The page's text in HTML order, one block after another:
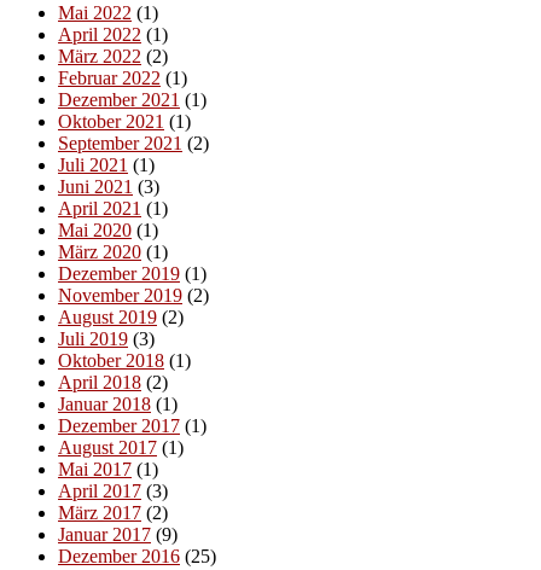
Mai 2022 (1)
April 2022 (1)
März 2022 (2)
Februar 2022 (1)
Dezember 2021 (1)
Oktober 2021 (1)
September 2021 (2)
Juli 2021 (1)
Juni 2021 (3)
April 2021 (1)
Mai 2020 (1)
März 2020 (1)
Dezember 2019 (1)
November 2019 (2)
August 2019 (2)
Juli 2019 (3)
Oktober 2018 (1)
April 2018 (2)
Januar 2018 (1)
Dezember 2017 (1)
August 2017 (1)
Mai 2017 (1)
April 2017 (3)
März 2017 (2)
Januar 2017 (9)
Dezember 2016 (25)